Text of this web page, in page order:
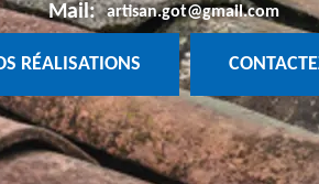
Mail: artisan.got@gmail.com
RÉALISATIONS